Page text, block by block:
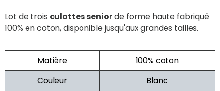
Lot de trois culottes seniorde forme haute fabriqué
100% en coton, disponible jusqu'aux grandes tailles.
Matière
100% coton
Couleur
Blanc